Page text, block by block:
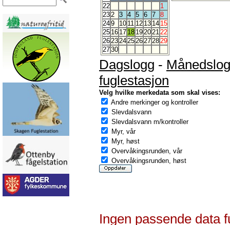
22
1
232 3 4 5 6 7 8
249 10 11 12 13 14 15
25 16 17 18 19202122
2623242526272829
2730
Dagslogg -
fuglestasjon
Velg hvilke merkedata som skal vises:
Andre merkinger og kontroller
Slevdalsvann
Slevdalsvann m/kontroller
Myr, vår
Myr, høst
Overvåkingsrunden, vår
Overvåkingsrunden, høst
Ingen passende data